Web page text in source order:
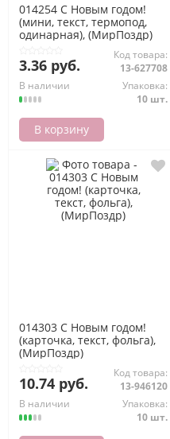
014254 С Новым годом!
(мини, текст, термопод,
одинарная), (МирПоздр)
3.36 руб.
Код товара:
13-627708
В наличии
Упаковка:
10 шт.
В корзину
014303 С Новым годом!
(карточка, текст, фольга),
(МирПоздр)
10.74 руб.
Код товара:
13-946120
В наличии
Упаковка:
10 шт.